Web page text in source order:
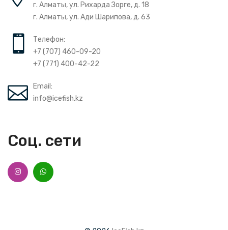
Соц. сети
г. Алматы, ул. Рихарда Зорге, д. 18
г. Алматы, ул. Ади Шарипова, д. 63
Телефон:
+7 (707) 460-09-20
+7 (771) 400-42-22
Email:
info@icefish.kz